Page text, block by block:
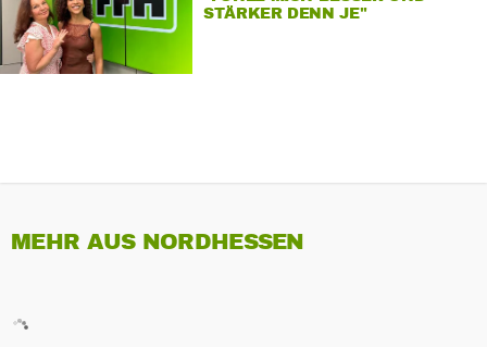
STÄRKER DENN JE"
MEHR AUS NORDHESSEN